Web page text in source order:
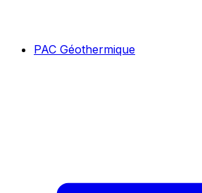
PAC Géothermique